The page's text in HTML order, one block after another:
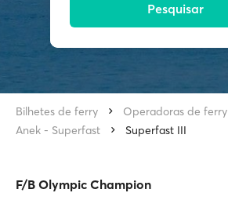
Pesquisar
Bilhetes de ferry
Operadoras de ferry
Anek - Superfast
Superfast III
F/B Olympic Champion